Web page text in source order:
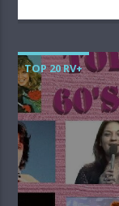
TOP 20 RV+